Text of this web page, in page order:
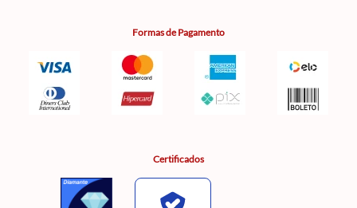
Formas de Pagamento
Certificados